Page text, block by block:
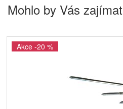
Mohlo by Vás zajímat
Akce -20 %